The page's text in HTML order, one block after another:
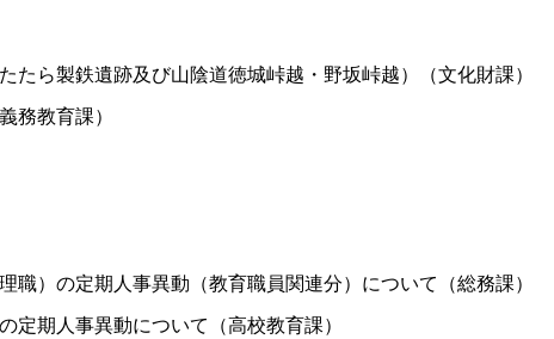
ら製鉄遺跡及び山陰道徳城峠越・野坂峠越）（文化財課）
務教育課）
）の定期人事異動（教育職員関連分）について（総務課）
期人事異動について（高校教育課）